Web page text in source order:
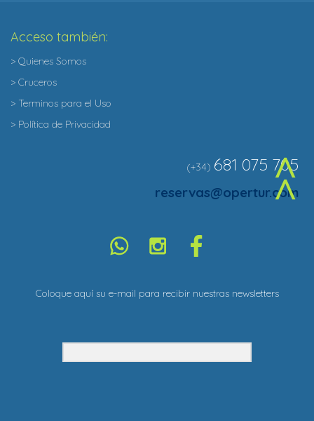
^
Acceso también:
> Quienes Somos
> Cruceros
> Terminos para el Uso
> Política de Privacidad
(+34) 681 075 705
reservas@opertur.com
Coloque aquí su e-mail para recibir nuestras newsletters